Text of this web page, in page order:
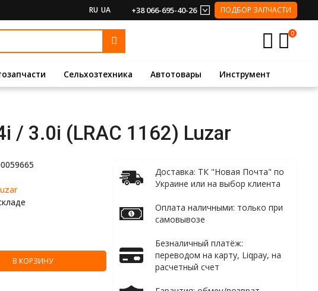
RU UA +38 066-695-40-26 ПОДБОР ЗАПЧАСТИ
0
Сельхозтехника Автотовары Инструмент
/ 3.0i (LRAC 1162) Luzar
В КОРЗИНУ
Доставка: ТК "Новая Почта" по
Украине или на выбор клиента
Оплата наличными: только при
самовывозе
Безналичный платёж:
переводом на карту, Liqpay, на
расчетный счет